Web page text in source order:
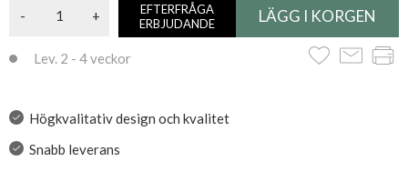
- +
EFTERFRÅGA
ERBJUDANDE
Lev. 2 - 4 veckor
Högkvalitativ design och kvalitet
Snabb leverans